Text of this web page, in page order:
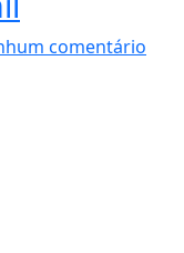
comentário